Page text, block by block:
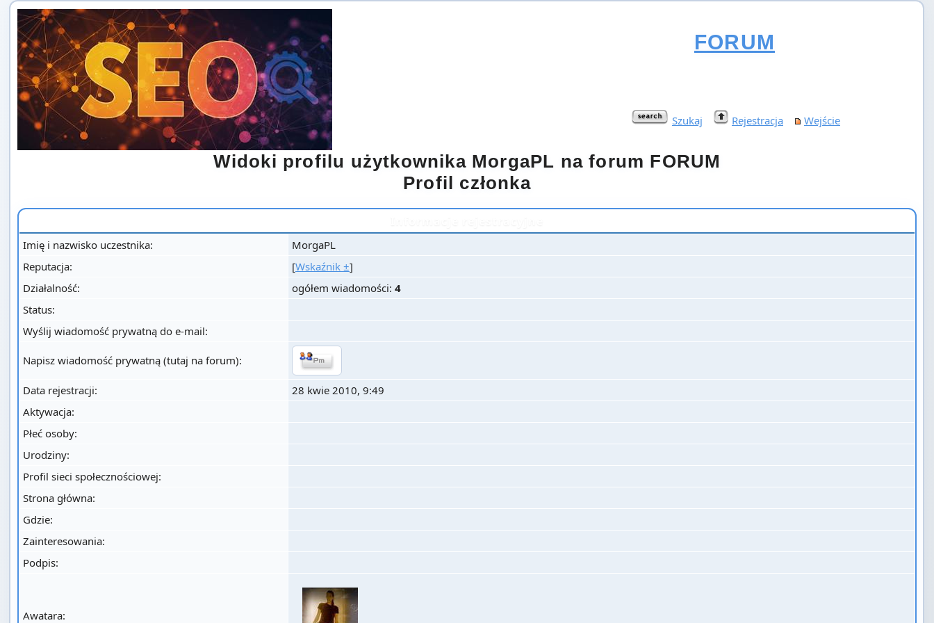
FORUM
Szukaj Rejestracja Wejście
Widoki profilu użytkownika MorgaPL na forum FORUM
Profil członka
Imię i nazwisko uczestnika:
MorgaPL
Reputacja:
[Wskaźnik ±]
Działalność:
ogółem wiadomości: 4
Status:
Wyślij wiadomość prywatną do e-mail:
Napisz wiadomość prywatną (tutaj na forum):
Data rejestracji:
28 kwie 2010, 9:49
Aktywacja:
Płeć osoby:
Urodziny:
Profil sieci społecznościowej:
Strona główna:
Gdzie:
Zainteresowania:
Podpis:
Awatara: